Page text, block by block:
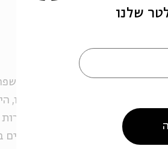
שדיברתי ומעולם לא היתה
עד היום אנגלית ביניהם ואלינו,
לצאת – לגן, לרחוב וכו'. אז
תמיד יש לי תחושה שחסרים לי כלים
שלנו